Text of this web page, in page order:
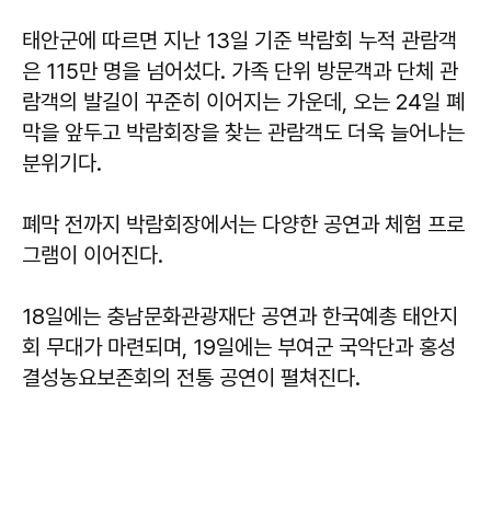
태안군에 따르면 지난 13일 기준 박람회 누적 관람객
은 115만 명을 넘어섰다. 가족 단위 방문객과 단체 관
람객의 발길이 꾸준히 이어지는 가운데, 오는 24일 폐
막을 앞두고 박람회장을 찾는 관람객도 더욱 늘어나는
분위기다.
폐막 전까지 박람회장에서는 다양한 공연과 체험 프로
그램이 이어진다.
18일에는 충남문화관광재단 공연과 한국예총 태안지
회 무대가 마련되며, 19일에는 부여군 국악단과 홍성
결성농요보존회의 전통 공연이 펼쳐진다.